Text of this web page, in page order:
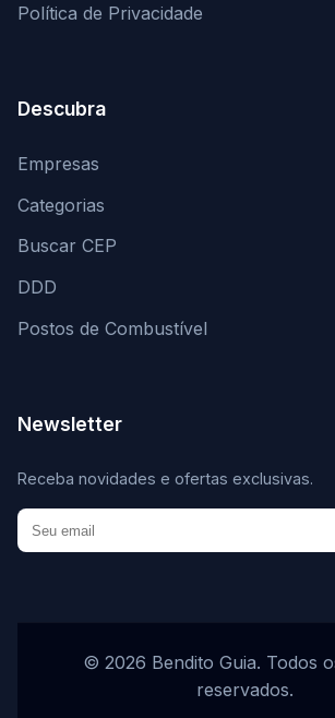
Política de Privacidade
Descubra
Empresas
Categorias
Buscar CEP
DDD
Postos de Combustível
Newsletter
Receba novidades e ofertas exclusivas.
© 2026 Bendito Guia. Todos
reservados.